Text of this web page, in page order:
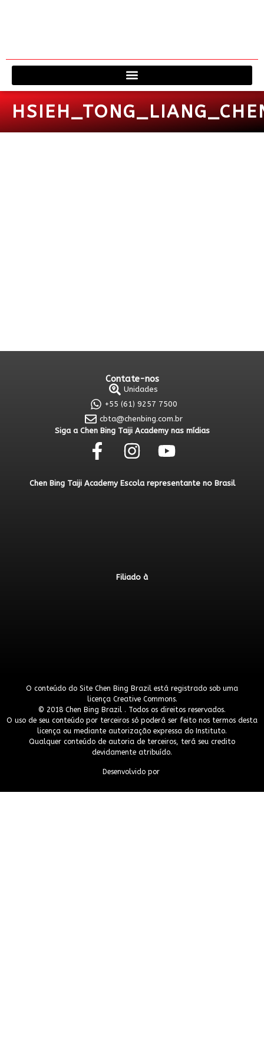
Contate-nos
Unidades
+55 (61) 9257 7500
cbta@chenbing.com.br
Siga a Chen Bing Taiji Academy nas mídias
Chen Bing Taiji Academy Escola representante no Brasil
Filiado à
O conteúdo do Site Chen Bing Brazil está registrado sob uma
licença Creative Commons.
© 2018 Chen Bing Brazil . Todos os direitos reservados.
O uso de seu conteúdo por terceiros só poderá ser feito nos termos desta
licença ou mediante autorização expressa do Instituto.
Qualquer conteúdo de autoria de terceiros, terá seu credito
devidamente atribuído.
Desenvolvido por